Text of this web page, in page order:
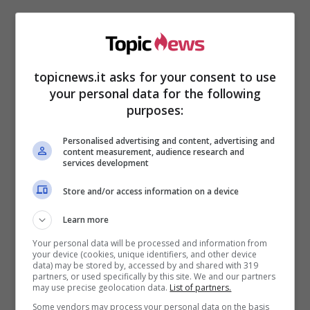
Ma cosa è successo durante l’ultima puntata
dell’Isola dei Famosi 2022? Quali sono stati gli
altri momenti salienti?
I telespettatori hanno vissuto anche un
passaggio davvero esilarante, quando Ilary
Blasi, invece di dire “Nulla ti scoraggia“, ha
pronunciato“Nulla ti scuregg…“, scatenando le
topicnews.it asks for your consent to use
your personal data for the following
purposes:
Personalised advertising and content, advertising and
content measurement, audience research and
services development
Store and/or access information on a device
Learn more
Your personal data will be processed and information from
your device (cookies, unique identifiers, and other device
data) may be stored by, accessed by and shared with 319
partners, or used specifically by this site. We and our partners
may use precise geolocation data. List of partners.
Some vendors may process your personal data on the basis